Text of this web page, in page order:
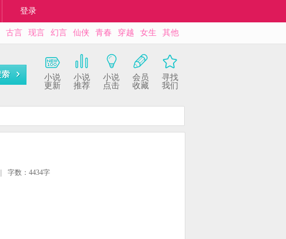
登录
古言 现言 幻言 仙侠 青春 穿越 女生 其他
小说
更新
小说
推荐
小说
点击
会员
收藏
寻找
我们
字数：4434字